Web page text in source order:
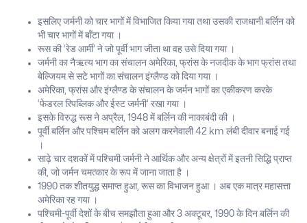
इसलिए जर्मनी को चार भागों में विभाजित किया गया तथा उसकी राजधानी बर्लिन को
भी चार भागों में बाँटा गया ।
रूस की ‘रेड आर्मी’ ने जो पूर्वी भाग जीता था वह उसे दिया गया ।
जर्मनी का नैऋत्य भाग का संचालन अमेरिका, फ्रांस के नजदीक के भाग फ्रांस तथा
बेल्जियम से सटे भागों का संचालन इंग्लैण्ड को दिया गया ।
अमेरिका, फ्रांस और इंग्लैण्ड के संचालन के जर्मन भागों का एकीकरण करके
‘फेडरल रिपब्लिक और ईस्ट जर्मनी’ रखा गया ।
इसके विरुद्ध रूस ने अप्रैल, 1948 में बर्लिन की नाकाबंदी की ।
पूर्वी बर्लिन और पश्चिम बर्लिन को अलग करनेवाली 42 km लंबी दीवार बनाई गई
।
साढ़े चार दशकों में पश्चिमी जर्मनी ने आर्थिक और अन्य क्षेत्रों में इतनी सिद्धि प्राप्त
की, जो जर्मन चमत्कार के रूप में जाना जाता है ।
1990 तक शीतयुद्ध समाप्त हुआ, रूस का विभाजन हुआ । अब एक मात्र महासत्ता
अमेरिका रह गया ।
पश्चिमी-पूर्वी देशों के बीच समझौता हुआ और 3 अक्टूबर, 1990 के दिन बर्लिन की